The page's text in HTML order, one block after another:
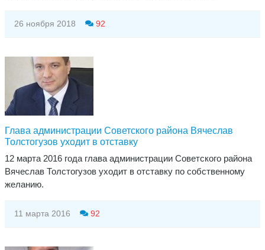
26 ноября 2018 92
Глава администрации Советского района Вячеслав
Толстогузов уходит в отставку
12 марта 2016 года глава администрации Советского района
Вячеслав Толстогузов уходит в отставку по собственному
желанию.
11 марта 2016 92